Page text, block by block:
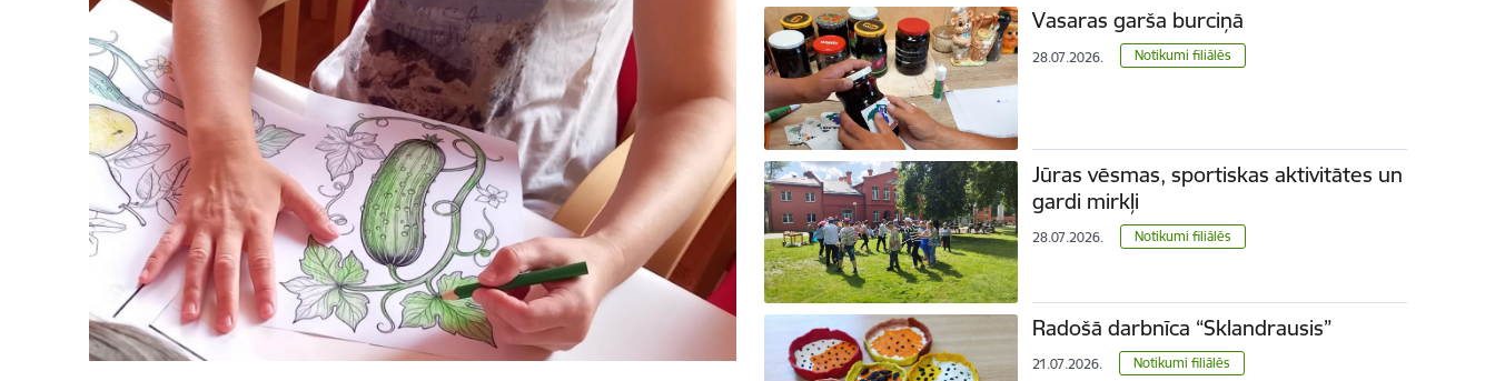
Vasaras garša burciņā
28.07.2026. Notikumi filiālēs
Jūras vēsmas, sportiskas aktivitātes un
gardi mirkļi
28.07.2026. Notikumi filiālēs
Radošā darbnīca “Sklandrausis”
21.07.2026. Notikumi filiālēs